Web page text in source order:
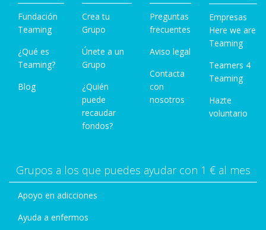
Fundación
Teaming
¿Qué es
Teaming?
Blog
Crea tu
Grupo
Únete a un
Grupo
¿Quién
puede
recaudar
fondos?
Preguntas
frecuentes
Aviso legal
Contacta
con
nosotros
Empresas
Here we are
Teaming
Teamers 4
Teaming
Hazte
voluntario
Grupos a los que puedes ayudar con 1 € al mes
Apoyo en adicciones
Ayuda a enfermos